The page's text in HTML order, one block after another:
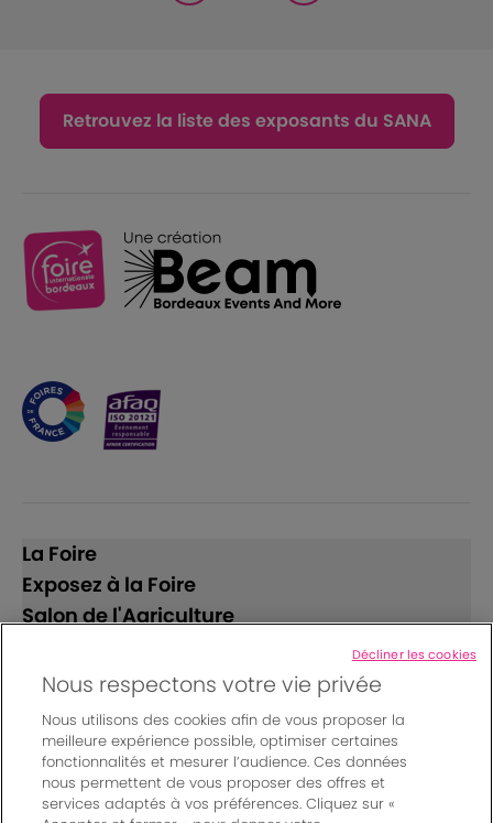
Retrouvez la liste des exposants du SANA
La Foire
Exposez à la Foire
Salon de l'Agriculture
Suivez-nous
Nous respectons votre vie privée
Nous utilisons des cookies afin de vous proposer la
meilleure expérience possible, optimiser certaines
fonctionnalités et mesurer l’audience. Ces données
nous permettent de vous proposer des offres et
services adaptés à vos préférences. Cliquez sur «
Décliner les cookies